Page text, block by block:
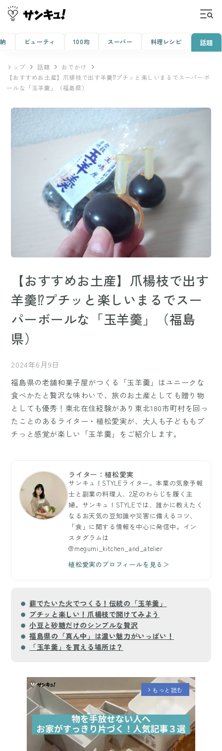
ビューティ 100均 スーパー 料理レシピ 話題
トップ 話題
おでかけ
【おすすめお土産】爪楊枝で出す羊羹⁉プチッと楽しいまるでスーパーボ
ールな「玉羊羹」（福島県）
【おすすめお土産】爪楊枝で出す
羊羹⁉プチッと楽しいまるでスー
パーボールな「玉羊羹」（福島
県）
2024年6月9日
福島県の老舗和菓子屋がつくる「玉羊羹」はユニークな
食べかたと贅沢な味わいで、旅のお土産としても贈り物
としても優秀！東北在住経験があり東北180市町村を回っ
たことのあるライター・植松愛実が、大人も子どももプ
チっと感覚が楽しい「玉羊羹」をご紹介します。
ライター：植松愛実
サンキュ！STYLEライター。本業の気象予報
士と副業の料理人、2足のわらじを履く主
婦。サンキュ！STYLEでは、誰かに教えたく
なるお天気の豆知識や災害に備えるコツ、
「食」に関する情報を中心に発信中。イン
スタグラムは
@megumi_kitchen_and_atelier
植松愛実のプロフィールを見る＞
薪でたいた火でつくる！伝統の「玉羊羹」
プチッと楽しい！爪楊枝で開けてみよう
小豆と砂糖だけのシンプルな贅沢
福島県の「真ん中」は濃い魅力がいっぱい！
「玉羊羹」を買える場所は？
arrow_forward_ios もっと読む